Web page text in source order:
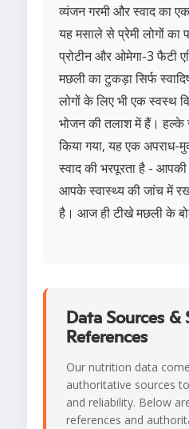
व्यंजन गरमी और स्वाद का
यह मसाले से प्रेमी लोगों का
प्रोटीन और ओमेगा-3 फैटी
मछली का टुकड़ा सिर्फ
लोगों के लिए भी एक स्वस्थ
भोजन की तलाश में हैं। हल्के
किया गया, यह एक अपराध-
स्वाद की भरपूरता है - आपकी
आपके स्वास्थ्य की जांच में
है। आज ही टीखे मछली के
Data Sources &
References
Our nutrition data
authoritative sources
and reliability. Below
references and